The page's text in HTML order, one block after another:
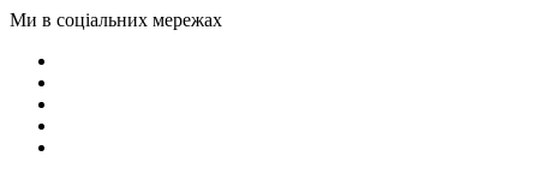
Ми в соціальних мережах